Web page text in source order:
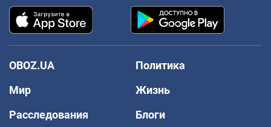
OBOZ.UA
Политика
Мир
Жизнь
Расследования
Блоги